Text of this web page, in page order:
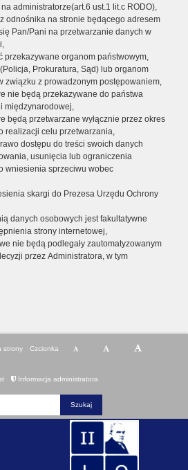
administratorze(art.6 ust.1 lit.c RODO),
odnośnika na stronie będącego adresem
Pan/Pani na przetwarzanie danych w
przekazywane organom państwowym,
Prokuratura, Sąd) lub organom
związku z prowadzonym postępowaniem,
nie będą przekazywane do państwa
międzynarodowej,
będą przetwarzane wyłącznie przez okres
realizacji celu przetwarzania,
dostępu do treści swoich danych
usunięcia lub ograniczenia
wniesienia sprzeciwu wobec
skargi do Prezesa Urzędu Ochrony
danych osobowych jest fakultatywne
strony internetowej,
nie będą podlegały zautomatyzowanym
przez Administratora, w tym
strony Czcionka
Informacja administratora